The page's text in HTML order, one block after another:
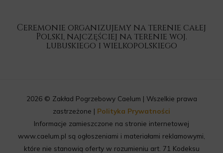
Ceremonie organizujemy na terenie całej
Polski, najczęściej na terenie woj.
lubuskiego i wielkopolskiego
2026 © Zakład Pogrzebowy Caelum | Wszelkie prawa
zastrzeżone | Polityka Prywatności
Informacje zamieszczone na stronie internetowej
www.caelum.pl są ogłoszeniami i materiałami reklamowymi,
które nie stanowią oferty w rozumieniu art. 71 Kodeksu